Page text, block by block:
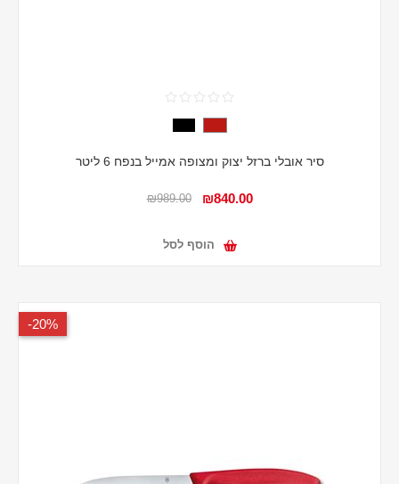
סיר אובלי ברזל יצוק ומצופה אמייל בנפח 6 ליטר
₪840.00
₪989.00
הוסף לסל
20%-